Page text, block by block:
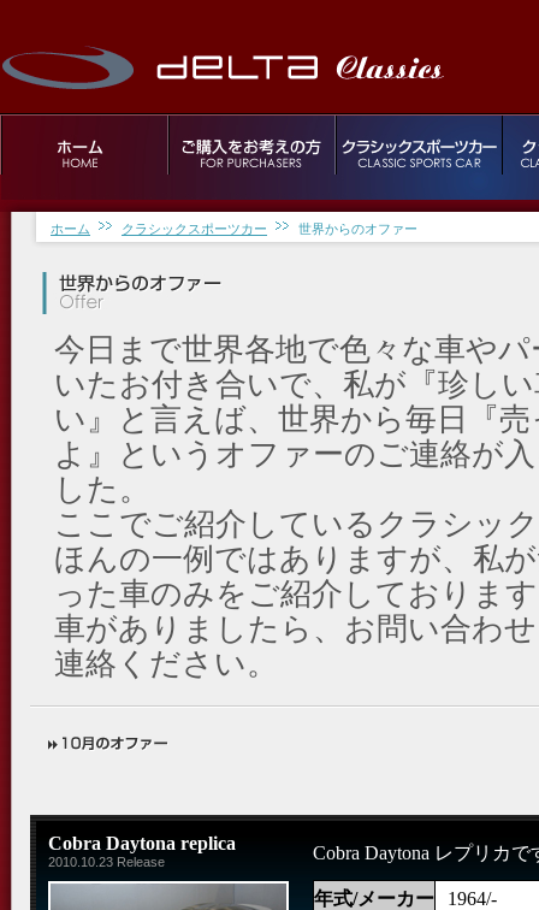
ホーム クラシックスポーツカー 世界からのオファー
今日まで世界各地で色々な車や
いたお付き合いで、私が『珍し
い』と言えば、世界から毎日『
よ』というオファーのご連絡が
した。
ここでご紹介しているクラシッ
ほんの一例ではありますが、私
った車のみをご紹介しておりま
車がありましたら、お問い合わ
連絡ください。
Cobra Daytona replica
2010.10.23 Release Cobra Daytona レプリカで
年式/メーカー 1964/-